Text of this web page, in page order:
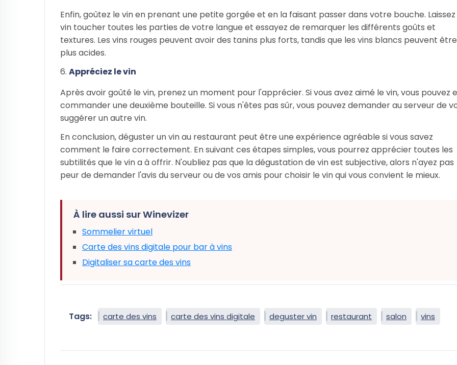
Enfin, goûtez le vin en prenant une petite gorgée et en la faisant passer dans votre bouche. Laissez
vin toucher toutes les parties de votre langue et essayez de remarquer les différents goûts et
textures. Les vins rouges peuvent avoir des tanins plus forts, tandis que les vins blancs peuvent être
plus acides.
Appréciez le vin
Après avoir goûté le vin, prenez un moment pour l'apprécier. Si vous avez aimé le vin, vous pouvez
commander une deuxième bouteille. Si vous n'êtes pas sûr, vous pouvez demander au serveur de
suggérer un autre vin.
En conclusion, déguster un vin au restaurant peut être une expérience agréable si vous savez
comment le faire correctement. En suivant ces étapes simples, vous pourrez apprécier toutes les
subtilités que le vin a à offrir. N'oubliez pas que la dégustation de vin est subjective, alors n'ayez pas
peur de demander l'avis du serveur ou de vos amis pour choisir le vin qui vous convient le mieux.
À lire aussi sur Winevizer
Sommelier virtuel
Carte des vins digitale pour bar à vins
Digitaliser sa carte des vins
Tags: carte des vins carte des vins digitale deguster vin restaurant salon vins